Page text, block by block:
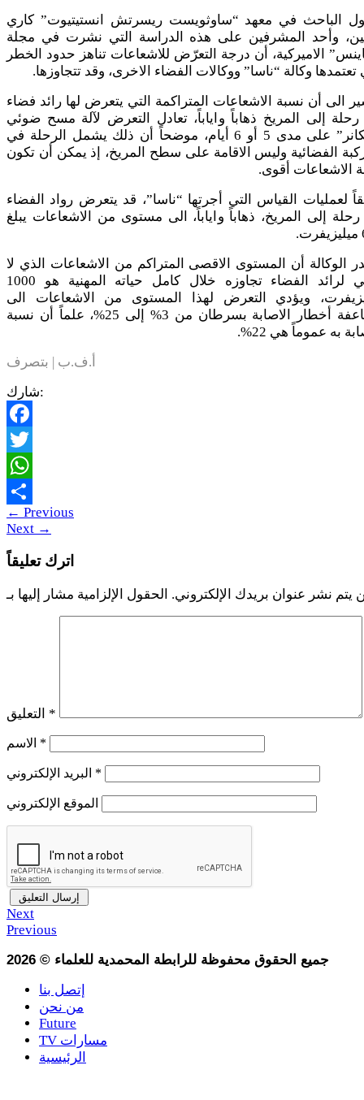
الباحث في معهد “ساوثويست ريسرتش انستيتيوت” كاري
وأحد المشرفين على هذه الدراسة التي نشرت في مجلة
الاميركية، أن درجة التعرّض للاشعاعات تناهز حدود الخطر
تعتمدها وكالة “ناسا” ووكالات الفضاء الاخرى، وقد تتجاوزها.
الى أن نسبة الاشعاعات المتراكمة التي يتعرض لها رائد فضاء
إلى المريخ ذهاباً واياباً، تعادل التعرض لآلة مسح ضوئي
“سكانر” على مدى 5 أو 6 أيام، موضحاً أن ذلك يشمل الرحلة في
الفضائية وليس الاقامة على سطح المريخ، إذ يمكن أن تكون
الاشعاعات أقوى.
لعمليات القياس التي أجرتها “ناسا”، قد يتعرض رواد الفضاء
إلى المريخ، ذهاباً واياباً، الى مستوى من الاشعاعات يبلغ
الوكالة أن المستوى الاقصى المتراكم من الاشعاعات الذي لا
ينبغي لرائد الفضاء تجاوزه خلال كامل حياته المهنية هو 1000
ويؤدي التعرض لهذا المستوى من الاشعاعات الى
مضاعفة أخطار الاصابة بسرطان من 3% إلى 25%، علماً أن نسبة
به عموماً هي 22%.
أ.ف.ب | بتصرف
شارك:
Facebook
Twitter
WhatsApp
Share
← Previous
Next →
اترك تعليقاً
يتم نشر عنوان بريدك الإلكتروني.
*
*
*
الموقع الإلكتروني
Next
Previous
2026 © جميع الحقوق محفوظة للرابطة المحمدية للعلماء
إتصل بنا
من نحن
Future
TV مسارات
الرئيسية